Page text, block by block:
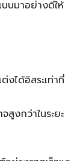
บมาอย่างดีให้
งได้อิสระเท่าที่
สูงกว่าในระยะ